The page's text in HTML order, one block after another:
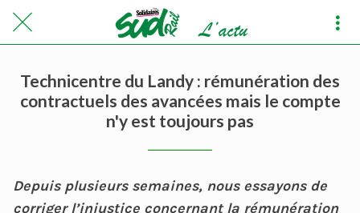
Technicentre du Landy : rémunération des
contractuels des avancées mais le compte
n'y est toujours pas
Depuis plusieurs semaines, nous essayons de
corriger l’injustice concernant la rémunération